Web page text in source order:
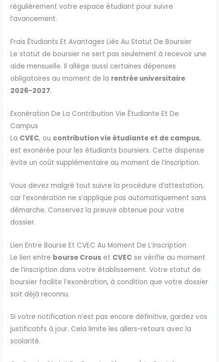
régulièrement votre espace étudiant pour suivre
l’avancement.
Frais Étudiants Et Avantages Liés Au Statut De Boursier
Le statut de boursier ne sert pas seulement à recevoir une
aide mensuelle. Il allège aussi certaines dépenses
obligatoires au moment de la rentrée universitaire
2026-2027.
Exonération De La Contribution Vie Étudiante Et De
Campus
La CVEC, ou contribution vie étudiante et de campus,
est exonérée pour les étudiants boursiers. Cette dispense
évite un coût supplémentaire au moment de l’inscription.
Vous devez malgré tout suivre la procédure d’attestation,
car l’exonération ne s’applique pas automatiquement sans
démarche. Conservez la preuve obtenue pour votre
dossier.
Lien Entre Bourse Et CVEC Au Moment De L’inscription
Le lien entre bourse Crous et CVEC se vérifie au moment
de l’inscription dans votre établissement. Votre statut de
boursier facilite l’exonération, à condition que votre dossier
soit déjà reconnu.
Si votre notification n’est pas encore définitive, gardez vos
justificatifs à jour. Cela limite les allers-retours avec la
scolarité.